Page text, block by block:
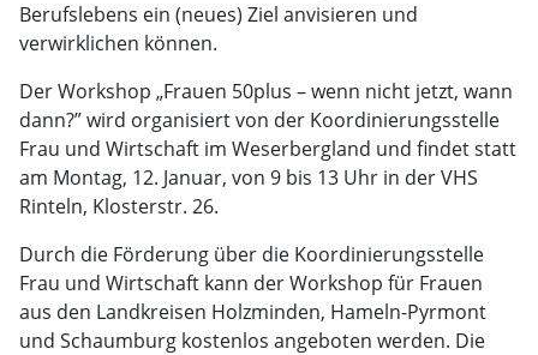
Berufslebens ein (neues) Ziel anvisieren und
verwirklichen können.
Der Workshop „Frauen 50plus – wenn nicht jetzt, wann
dann?” wird organisiert von der Koordinierungsstelle
Frau und Wirtschaft im Weserbergland und findet statt
am Montag, 12. Januar, von 9 bis 13 Uhr in der VHS
Rinteln, Klosterstr. 26.
Durch die Förderung über die Koordinierungsstelle
Frau und Wirtschaft kann der Workshop für Frauen
aus den Landkreisen Holzminden, Hameln-Pyrmont
und Schaumburg kostenlos angeboten werden. Die